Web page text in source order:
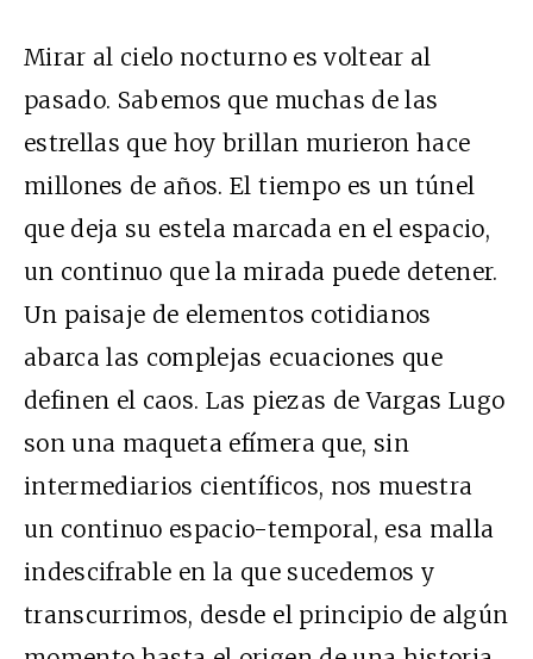
Mirar al cielo nocturno es voltear al
pasado. Sabemos que muchas de las
estrellas que hoy brillan murieron hace
millones de años. El tiempo es un túnel
que deja su estela marcada en el espacio,
un continuo que la mirada puede detener.
Un paisaje de elementos cotidianos
abarca las complejas ecuaciones que
definen el caos. Las piezas de Vargas Lugo
son una maqueta efímera que, sin
intermediarios científicos, nos muestra
un continuo espacio-temporal, esa malla
indescifrable en la que sucedemos y
transcurrimos, desde el principio de algún